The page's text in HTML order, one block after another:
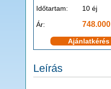
Időtartam:
10 éj
Ár: 748.000
Ajánlatkérés
Leírás